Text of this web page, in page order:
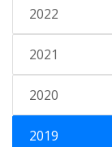
2022
2021
2020
2019